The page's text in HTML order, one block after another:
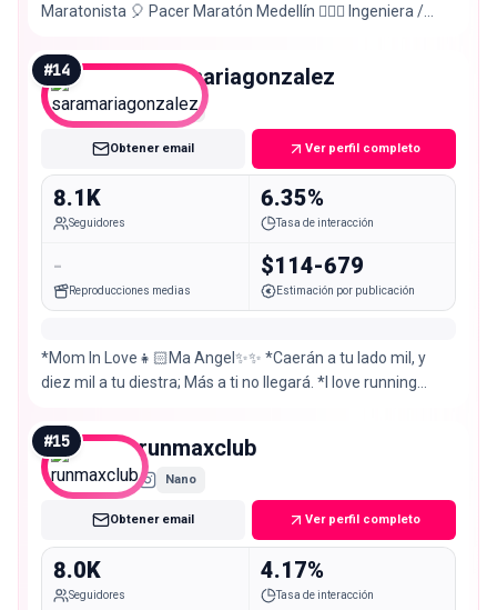
Maratonista 🎈 Pacer Maratón Medellín 👷🏽‍♀️ Ingeniera /
#14 saramariagonzalez
Nano
Obtener email Ver perfil completo
8.1K
Seguidores
6.35%
Tasa de interacción
-
Reproducciones medias
$114-679
Estimación por publicación
*Mom In Love👧🏻Ma Angel✨✨ *Caerán a tu lado mil, y
diez mil a tu diestra; Más a ti no llegará. *I love running
#15 runmaxclub
Nano
Obtener email Ver perfil completo
8.0K
Seguidores
4.17%
Tasa de interacción